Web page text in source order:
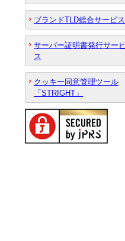
ブランドTLD総合サービス
サーバー証明書発行サー
ス
クッキー同意管理ツール
「STRIGHT」